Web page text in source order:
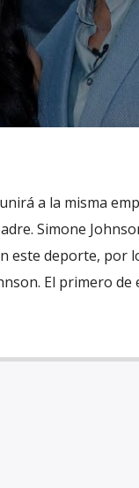
a la misma
Simone
este deporte, por
El primero